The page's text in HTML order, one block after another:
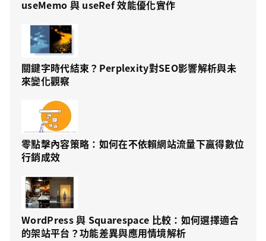
useMemo 與 useRef 效能優化實作
關鍵字時代結束？Perplexity對SEO影響解析與未
來變化觀察
零點擊內容策略：如何在不依賴網站流量下贏得數位
行銷成效
WordPress 與 Squarespace 比較：如何選擇適合
的架站平台？功能差異與應用情境解析